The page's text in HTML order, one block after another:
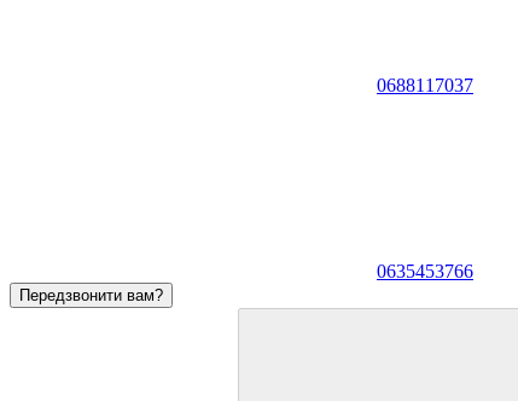
0688117037
0635453766
Передзвонити вам?